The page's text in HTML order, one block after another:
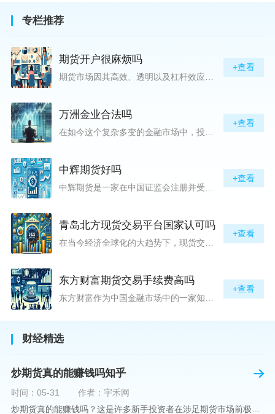
专栏推荐
期货开户很麻烦吗
+查看
万洲金业合法吗
+查看
中辉期货好吗
+查看
青岛北方现货交易平台国家认可吗
在当今经济全球化的大趋势下，现货交易市场作为资本流动的重要平台，正吸引着世界各地的目光。中国，作为全球第二大经济体，其金融市场的发展和监管逐渐受到各界的重视。在众多现货交易平台中，青岛北方现货交易平台（下简称“北方平台”）究竟是否得到了国家的认可和监管，是许多投资者和市场参与者关心的问题。本文旨在深入探讨北方平台的性质、运营情况及其是否获得国家认可等方面的信息。北方平台成立于某年，位于中国山东省青岛市，旨在为企业和个人提供一套完善的物质现货交易服务。平台运用现代信息技术，建立
+查看
东方财富期货交易手续费高吗
东方财富作为中国金融市场中的一家知名综合金融服务公司，向广大投资者提供了包括期货交易在内的多项服务。而对于广大期货市场的投资者来说，交易成本无疑是他们在选择期货交易服务商时考虑的重要因素之一。在这期货交易手续费是影响交易成本的主要组成部分。很多投资者都十分关注“东方财富期货交易手续费高吗？”这一问题。本文将从多个角度对东方财富期货交易手续费进行分析，帮助投资者对此有一个全面的了解。在深入讨论之前，我们需要明确一个事实：期货交易手续费是指投资者在进行期货合约买卖时，需要支付给期
+查看
财经精选
炒期货真的能赚钱吗知乎
时间：05-31
作者：宇禾网